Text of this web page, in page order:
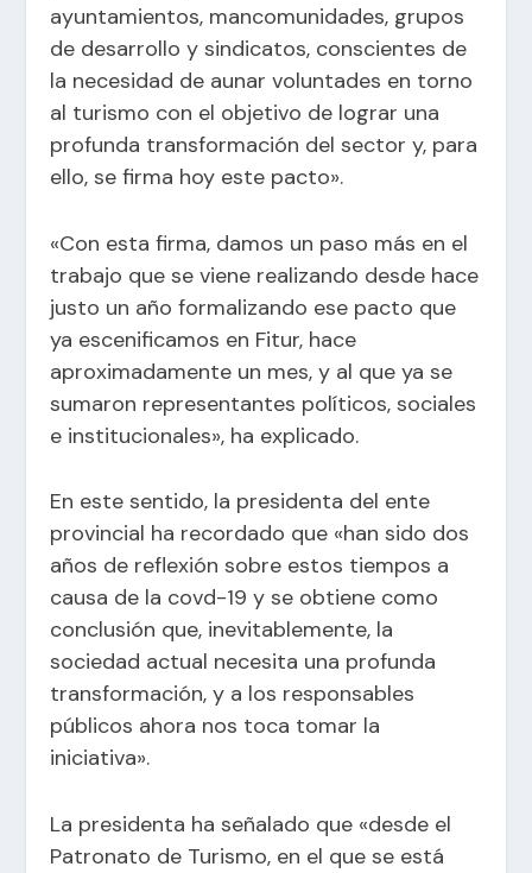
ayuntamientos, mancomunidades, grupos
de desarrollo y sindicatos, conscientes de
la necesidad de aunar voluntades en torno
al turismo con el objetivo de lograr una
profunda transformación del sector y, para
ello, se firma hoy este pacto».
«Con esta firma, damos un paso más en el
trabajo que se viene realizando desde hace
justo un año formalizando ese pacto que
ya escenificamos en Fitur, hace
aproximadamente un mes, y al que ya se
sumaron representantes políticos, sociales
e institucionales», ha explicado.
En este sentido, la presidenta del ente
provincial ha recordado que «han sido dos
años de reflexión sobre estos tiempos a
causa de la covd-19 y se obtiene como
conclusión que, inevitablemente, la
sociedad actual necesita una profunda
transformación, y a los responsables
públicos ahora nos toca tomar la
iniciativa».
La presidenta ha señalado que «desde el
Patronato de Turismo, en el que se está